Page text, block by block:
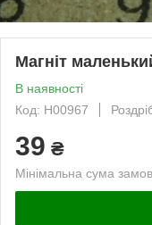
Магніт
В наявності
Код: Н00967
39 ₴
Мінімальна сума